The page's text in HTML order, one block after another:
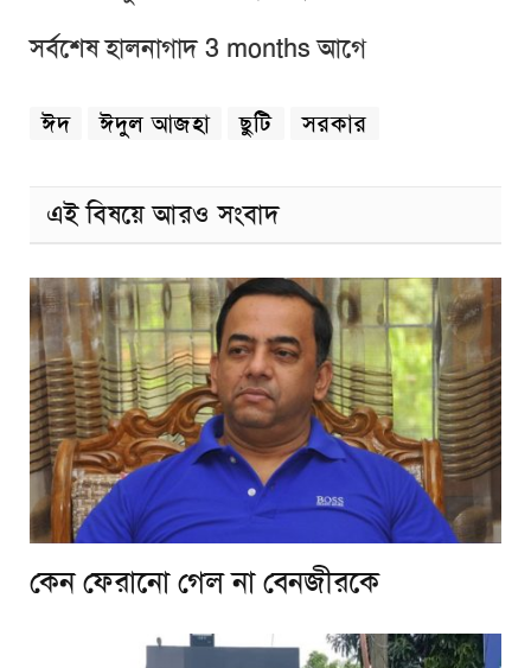
সর্বশেষ হালনাগাদ 3 months আগে
ঈদ ঈদুল আজহা ছুটি সরকার
এই বিষয়ে আরও সংবাদ
কেন ফেরানো গেল না বেনজীরকে